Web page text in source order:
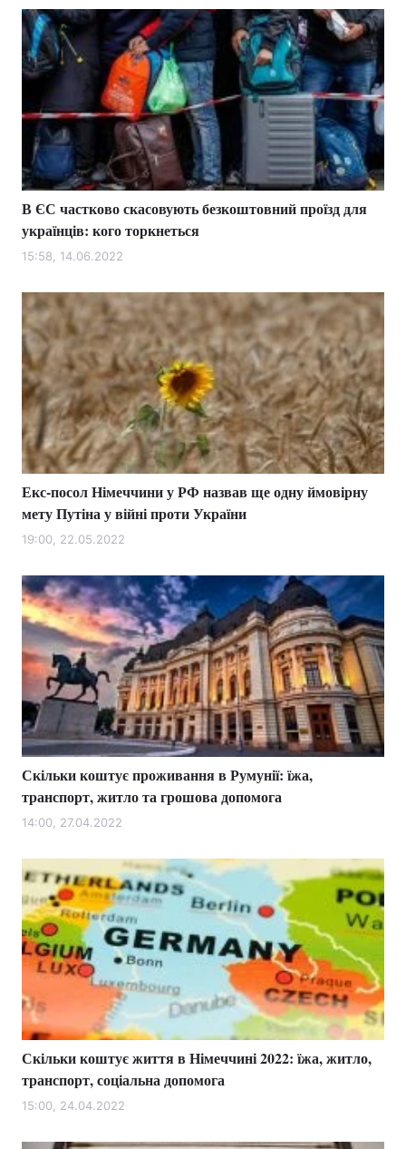
В ЄС частково скасовують безкоштовний проїзд для
українців: кого торкнеться
15:58, 14.06.2022
Екс-посол Німеччини у РФ назвав ще одну ймовірну
мету Путіна у війні проти України
19:00, 22.05.2022
Скільки коштує проживання в Румунії: їжа,
транспорт, житло та грошова допомога
14:00, 27.04.2022
Скільки коштує життя в Німеччині 2022: їжа, житло,
транспорт, соціальна допомога
15:00, 24.04.2022